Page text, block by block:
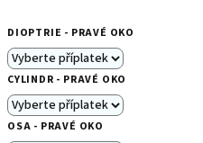
DIOPTRIE - PRAVÉ OKO
CYLINDR - PRAVÉ OKO
OSA - PRAVÉ OKO